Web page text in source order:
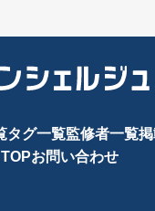
タグ一覧監修者一覧
お問い合わせ